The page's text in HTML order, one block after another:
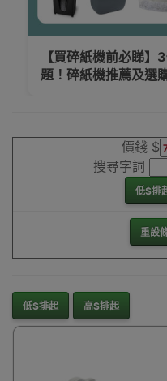
紙機前必睇】3個買碎紙機
紙機推薦及選購要點，睇完
價錢 $
搜尋字詞
低$排
重設
低$排起 高$排起